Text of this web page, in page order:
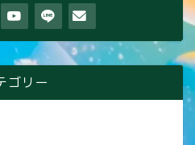
ゴリー